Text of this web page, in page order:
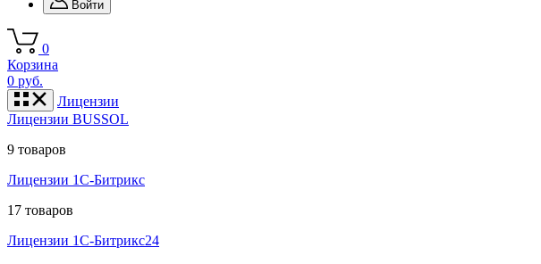
Войти
0
Корзина
0 руб.
Лицензии
Лицензии BUSSOL
9 товаров
Лицензии 1С-Битрикс
17 товаров
Лицензии 1С-Битрикс24